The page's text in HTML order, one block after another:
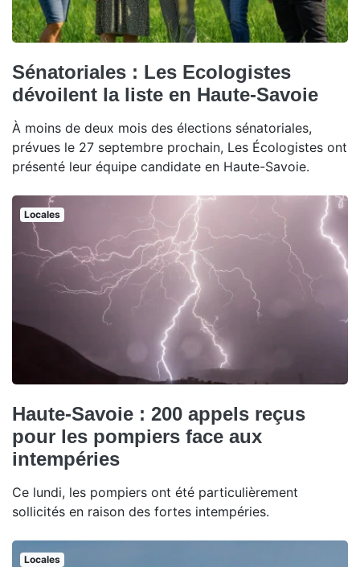
Sénatoriales : Les Ecologistes
dévoilent la liste en Haute-Savoie
À moins de deux mois des élections sénatoriales,
prévues le 27 septembre prochain, Les Écologistes ont
présenté leur équipe candidate en Haute-Savoie.
Locales
Haute-Savoie : 200 appels reçus
pour les pompiers face aux
intempéries
Ce lundi, les pompiers ont été particulièrement
sollicités en raison des fortes intempéries.
Locales